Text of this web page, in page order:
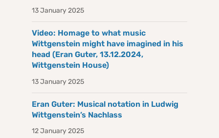
13 January 2025
Video: Homage to what music
Wittgenstein might have imagined in his
head (Eran Guter, 13.12.2024,
Wittgenstein House)
13 January 2025
Eran Guter: Musical notation in Ludwig
Wittgenstein’s Nachlass
12 January 2025